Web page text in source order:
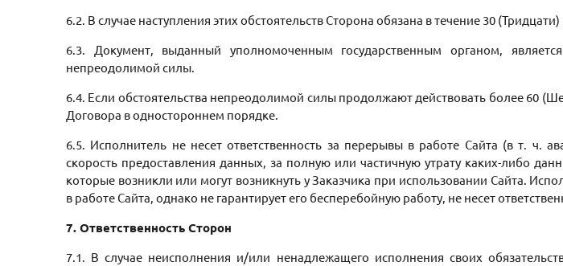
6.2. В случае наступления этих обстоятельств Сторона обязана в течение 30
6.3. Документ, выданный уполномоченным государственным органом,
непреодолимой силы.
6.4. Если обстоятельства непреодолимой силы продолжают действовать более 60
Договора в одностороннем порядке.
6.5. Исполнитель не несет ответственность за перерывы в работе Сайта (в т. ч.
скорость предоставления данных, за полную или частичную утрату каких-либо
которые возникли или могут возникнуть у Заказчика при использовании Сайта.
в работе Сайта, однако не гарантирует его бесперебойную работу, не несет
7. Ответственность Сторон
7.1. В случае неисполнения и/или ненадлежащего исполнения своих